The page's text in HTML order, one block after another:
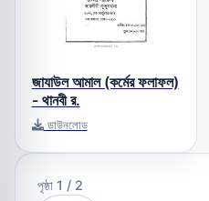
জাযাউল আমাল (কর্মের ফলাফল)
- থানবী র.
ডাউনলোড
পৃষ্ঠা 1 / 2